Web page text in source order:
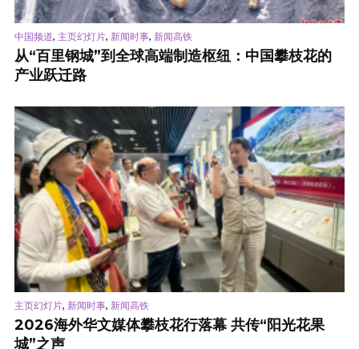
中国频道, 主页幻灯片, 新闻时事, 新闻高铁
从“百里钢城”到全球高端制造枢纽：中国攀枝花的
产业跃迁路
主页幻灯片, 新闻时事, 新闻高铁
2026海外华文媒体攀枝花行落幕 共传“阳光花果
城”之声